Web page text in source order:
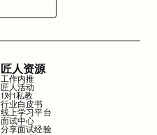
匠人资源
工作内推
匠人活动
1对1私教
行业白皮书
线上学习平台
面试中心
分享面试经验